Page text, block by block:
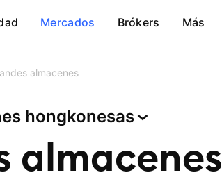
Mercados Brókers Más
almacenes
hongkonesas
almacenes